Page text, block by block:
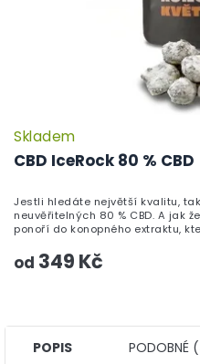
CBD IceRock 80 % CBD
Skladem
od 349 Kč
Jestli hledáte největší kvalitu,
neuvěřitelných 80 % CBD. A jak
ponoří do konopného extraktu,
POPIS PODOBNÉ